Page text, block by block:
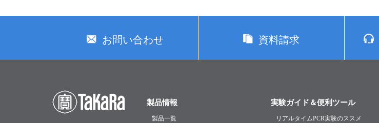
お問い合わせ 資料請求
製品情報
製品一覧
実験ガイド＆便利ツール
リアルタイムPCR実験のススメ